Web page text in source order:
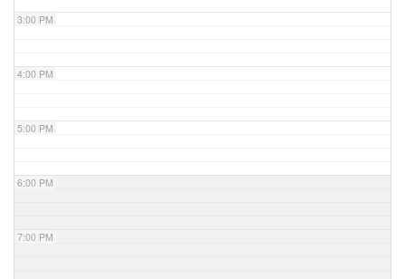
3:00 PM
4:00 PM
5:00 PM
6:00 PM
7:00 PM